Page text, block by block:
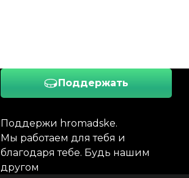
Поддержать
Поддержи hromadske.
Мы работаем для тебя и
благодаря тебе. Будь нашим
другом